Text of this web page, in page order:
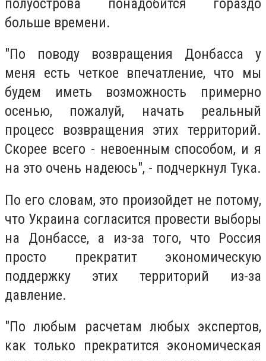
больше времени.
"По поводу возвращения Донбасса у
меня есть четкое впечатление, что мы
будем иметь возможность примерно
осенью, пожалуй, начать реальный
процесс возвращения этих территорий.
Скорее всего - невоенным способом, и я
на это очень надеюсь", - подчеркнул Тука.
По его словам, это произойдет не потому,
что Украина согласится провести выборы
на Донбассе, а из-за того, что Россия
просто прекратит экономическую
поддержку этих территорий из-за
давление.
"По любым расчетам любых экспертов,
как только прекратится экономическая